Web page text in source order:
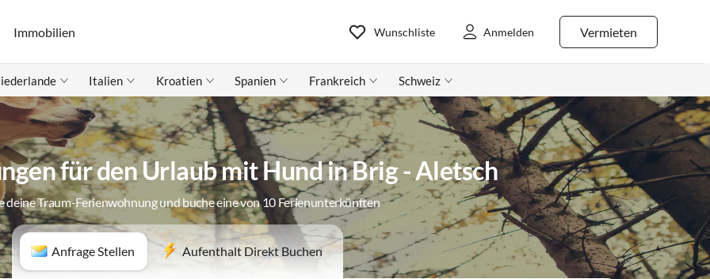
Immobilien Vermieten
Wunschliste Anmelden
Italien Kroatien Spanien Frankreich Schweiz
für den Urlaub mit Hund in Brig - Aletsch
deine Traum-Ferienwohnung und buche eine von 10 Ferienunterkünften
Anfrage Stellen Aufenthalt Direkt Buchen